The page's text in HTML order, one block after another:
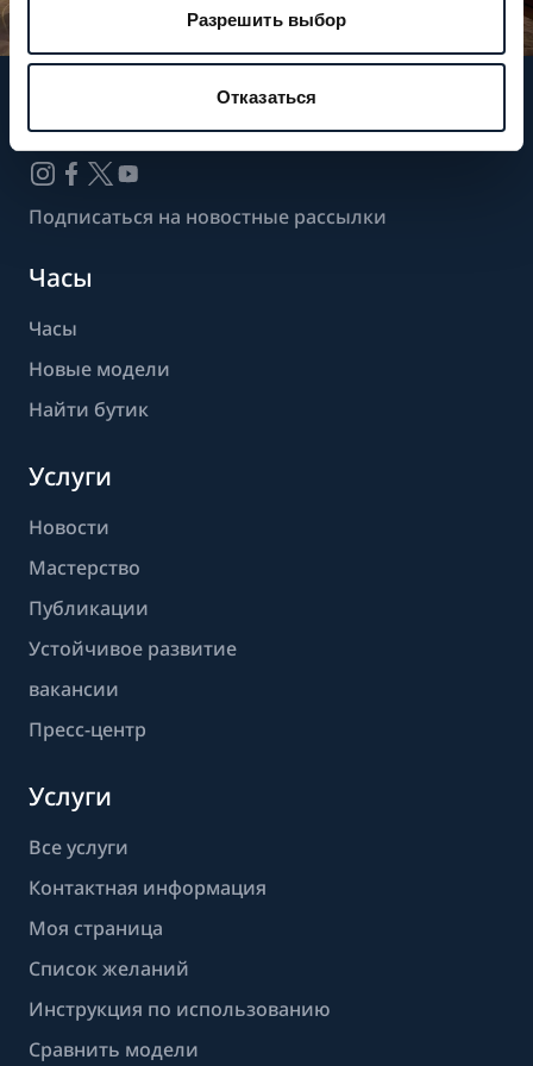
Разрешить выбор
Отказаться
Следите за нашими новостями
Подписаться на новостные рассылки
Часы
Часы
Новые модели
Найти бутик
Услуги
Новости
Мастерство
Публикации
Устойчивое развитие
вакансии
Пресс-центр
Услуги
Все услуги
Контактная информация
Моя страница
Список желаний
Инструкция по использованию
Сравнить модели